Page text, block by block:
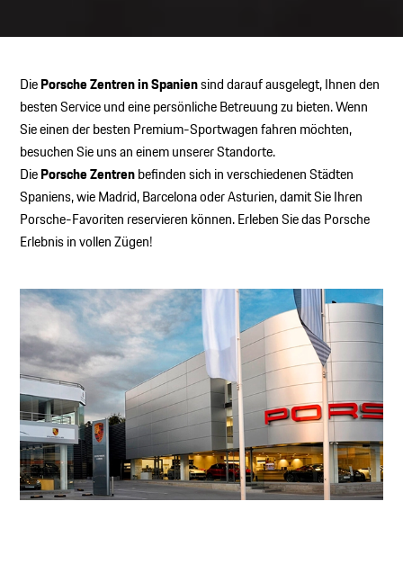
DiePorsche Zentren in Spaniensind darauf ausgelegt, Ihnen den
besten Service und eine persönliche Betreuung zu bieten. Wenn
Sie einen der besten Premium-Sportwagen fahren möchten,
besuchen Sie uns an einem unserer Standorte.
DiePorsche Zentrenbefinden sich in verschiedenen Städten
Spaniens, wie Madrid, Barcelona oder Asturien, damit Sie Ihren
Porsche-Favoriten reservieren können. Erleben Sie das Porsche
Erlebnis in vollen Zügen!